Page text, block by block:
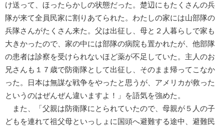
け送って、ほったらかしの状態だった。楚辺にもたくさんの兵
隊が来て全員民家に割りあてられた。わたしの家には山部隊の
兵隊さんがたくさん来た。父は出征し、母と２人暮らしで家も
大きかったので、家の中には部隊の病院も置かれたが、他部隊
の患者は診察を受けられないほど薬が不足していた。主人のお
兄さんも１７歳で防衛隊として出征し、そのまま帰ってこなか
った。日本は無謀な戦争をやったと思うが、アメリカが救った
というのはぜんぜん違いますよ！」を語気を強めた。
また、「父親は防衛隊にとられていたので、母親が５人の子
どもを連れて祖父母といっしょに国頭へ避難する途中、避難民